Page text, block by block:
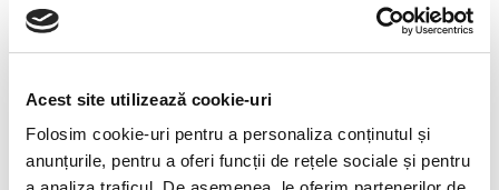
Acest site utilizează cookie-uri
Folosim cookie-uri pentru a personaliza conținutul și
anunțurile, pentru a oferi funcții de rețele sociale și pentru
aspect distinctiv și artistic
folosit în bijuterii statement
simbol al echilibrului emoțional
🌼 Mangano calcit - roz pastel liniștitor